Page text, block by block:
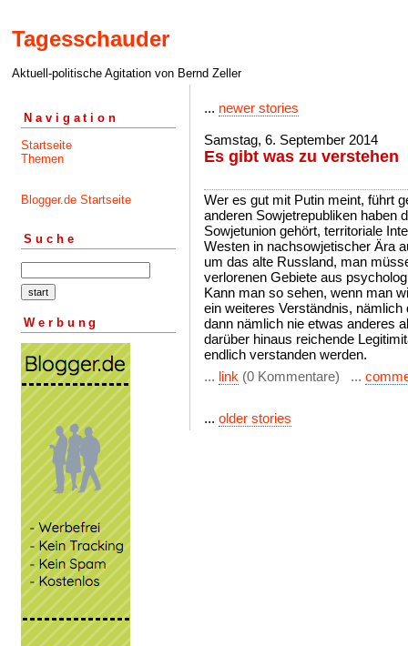
Tagesschauder
Aktuell-politische Agitation von Bernd Zeller
Navigation
Startseite
Themen
Blogger.de Startseite
Suche
Werbung
... newer stories
Samstag, 6. September 2014
Es gibt was zu verstehen
Wer es gut mit Putin meint, führt
anderen Sowjetrepubliken haben
Sowjetunion gehört, territoriale
Westen in nachsowjetischer Ära
um das alte Russland, man
verlorenen Gebiete aus
Kann man so sehen, wenn man
ein weiteres Verständnis,
dann nämlich nie etwas anderes
darüber hinaus reichende
endlich verstanden werden.
... link (0 Kommentare) ...
... older stories